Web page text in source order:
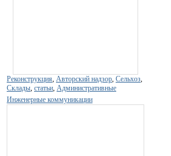
Реконструкция Авторский надзор Сельхоз
Склады статьи Административные
Инженерные коммуникации